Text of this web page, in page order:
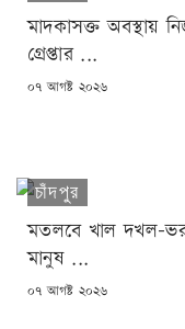
মাদকাসক্ত অবস্থায়
গ্রেপ্তার ...
POSTED
০৭ আগষ্ট ২০২৬
চাঁদপুর
মতলবে খাল দখল-
মানুষ ...
POSTED
০৭ আগষ্ট ২০২৬